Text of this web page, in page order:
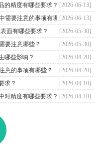
[2026-06-13]
的精度有哪些要求？
[2026-06-13]
需要注意的事项有哪些？
[2026-05-30]
面有哪些要求？
[2026-05-30]
要注意哪些？
[2026-04-20]
哪些影响？
[2026-04-20]
意的事项有哪些？
[2026-04-10]
求？
[2026-04-10]
对精度有哪些要求？